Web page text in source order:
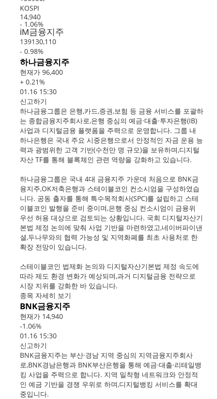
KOSPI
14,940
- 1.06%
iM금융지주
139130,110
- 0.98%
하나금융지주
현재가 96,400
+ 0.21%
01.16 15:30
신고하기
하나금융그룹은 은행,카드,증권,보험 등 금융 서비스를 포괄하
는 종합금융지주회사로,은행 중심의 예금·대출·투자은행(IB)
사업과 디지털금융 플랫폼을 주력으로 운영합니다. 그룹 내
하나은행은 국내 주요 시중은행으로서 안정적인 자금 운용 능
력과 광범위한 고객 기반(수천만 명 규모)을 보유하며,디지털
자산 TF를 통해 블록체인 관련 역량을 강화하고 있습니다.
하나금융그룹은 국내 4대 금융지주 가운데 처음으로 BNK금
융지주,OK저축은행과 스테이블코인 컨소시엄을 구성하였습
니다. 공동 출자를 통해 특수목적회사(SPC)를 설립하고 스테
이블코인 발행을 준비 중이며,은행 중심 컨소시엄이 금융위
우선 허용 대상으로 검토되는 상황입니다. 국회 디지털자산기
본법 제정 논의에 맞춰 사업 기반을 마련하였고,네이버파이낸
셜,두나무와의 협력 가능성 및 지역화폐를 최초 사용처로 한
확장 전망이 있습니다.
스테이블코인 법제화 논의와 디지털자산기본법 제정 속도에
따라 제도 환경 변화가 예상되며,과거 디지털금융 전략으로
시장 지위를 강화한 바 있습니다.
종목 자세히 보기
BNK금융지주
현재가 14,940
-1.06%
01.16 15:30
신고하기
BNK금융지주는 부산·경남 지역 중심의 지역금융지주회사
로,BNK경남은행과 BNK부산은행을 통해 예금·대출·리테일뱅
킹 사업을 주력으로 합니다. 지역 밀착형 네트워크와 안정적
인 예금 기반을 경쟁 우위로 하며,디지털뱅킹 서비스를 확대
중입니다.